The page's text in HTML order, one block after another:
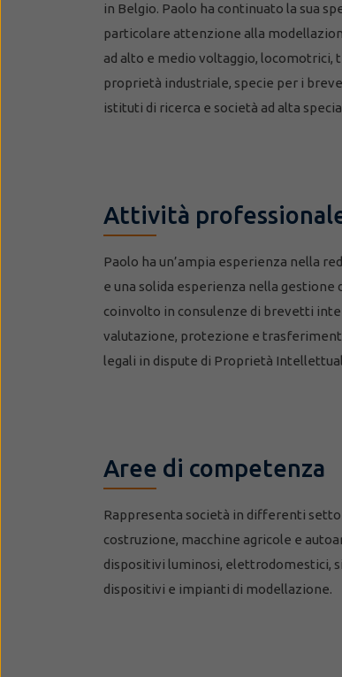
in Belgio. Paolo ha continuato la sua
particolare attenzione alla
ad alto e medio voltaggio,
proprietà industriale, specie per i
istituti di ricerca e società ad alta
Attività
Paolo ha un’ampia esperienza nella
e una solida esperienza nella
coinvolto in consulenze di brevetti
valutazione, protezione e
legali in dispute di Proprietà
Aree di competenza
Rappresenta società in differenti
costruzione, macchine agricole e
dispositivi luminosi, elettrodomestici,
dispositivi e impianti di modellazione.